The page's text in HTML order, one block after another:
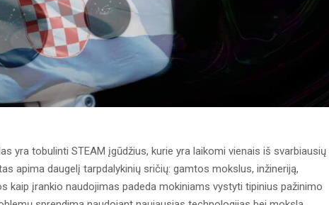
yra tobulinti STEAM įgūdžius, kurie yra laikomi vienais iš svarbiausių
apima daugelį tarpdalykinių sričių: gamtos mokslus, inžineriją,
kaip įrankio naudojimas padeda mokiniams vystyti tipinius pažinimo